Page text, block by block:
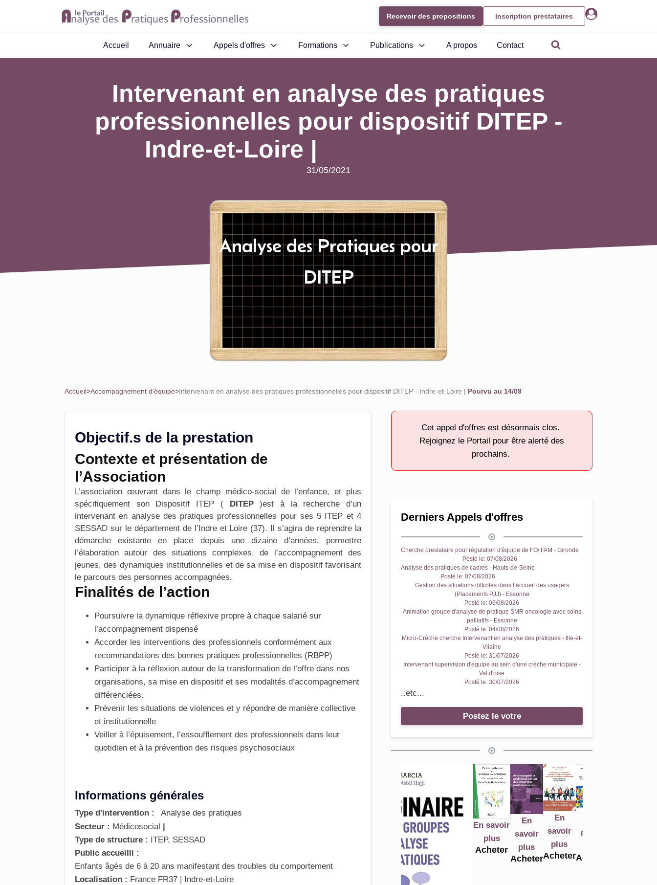
Recevoir des propositions Inscription prestataires
Accueil Annuaire Appels d'offres Formations Publications A propos Contact
Intervenant en analyse des pratiques
professionnelles pour dispositif DITEP -
Indre-et-Loire |
31/05/2021
Analyse des Pratiques pour
DITEP
Accueil>Accompagnement d'équipe>Intervenant en analyse des pratiques professionnelles pour dispositif DITEP - Indre-et-Loire | Pourvu au 14/09
Objectif.s de la prestation
Contexte et présentation de
l’Association
L’association œuvrant dans le champ médico-social de l’enfance, et plus
spécifiquement son Dispositif ITEP ( DITEP)est à la recherche d’un
intervenant en analyse des pratiques professionnelles pour ses 5 ITEP et 4
SESSAD sur le département de l’Indre et Loire (37). Il s’agira de reprendre la
démarche existante en place depuis une dizaine d’années, permettre
l’élaboration autour des situations complexes, de l’accompagnement des
jeunes, des dynamiques institutionnelles et de sa mise en dispositif favorisant
le parcours des personnes accompagnées.
Finalités de l’action
Poursuivre la dynamique réflexive propre à chaque salarié sur
l’accompagnement dispensé
Accorder les interventions des professionnels conformément aux
recommandations des bonnes pratiques professionnelles (RBPP)
Participer à la réflexion autour de la transformation de l’offre dans nos
organisations, sa mise en dispositif et ses modalités d’accompagnement
différenciées.
Prévenir les situations de violences et y répondre de manière collective
et institutionnelle
Veiller à l’épuisement, l’essoufflement des professionnels dans leur
quotidien et à la prévention des risques psychosociaux
Informations générales
Type d'intervention :
Analyse des pratiques
Secteur : Médicosocial |
Type de structure : ITEP, SESSAD
Public accueilli :
Enfants âgés de 6 à 20 ans manifestant des troubles du comportement
Localisation : France FR37 | Indre-et-Loire
Cet appel d'offres est désormais clos.
Rejoignez le Portail pour être alerté des
prochains.
Derniers Appels d'offres
Cherche prestataire pour régulation d'équipe de FO/ FAM - Gironde
Posté le: 07/08/2026
Analyse des pratiques de cadres - Hauts-de-Seine
Posté le: 07/08/2026
Gestion des situations difficiles dans l’accueil des usagers
(Placements PJJ) - Essonne
Posté le: 06/08/2026
Animation groupe d'analyse de pratique SMR oncologie avec soins
palliatifs - Essonne
Posté le: 04/08/2026
Micro-Crèche cherche Intervenant en analyse des pratiques - Ille-et-
Vilaine
Posté le: 31/07/2026
Intervenant supervision d'équipe au sein d'une crèche municipale -
Val d'oise
Posté le: 30/07/2026
..etc...
Postez le votre
En savoir
En
savoir
plus
En
savoir
plus
Acheter
En
savoir
plus
Acheter
savoir
Acheter